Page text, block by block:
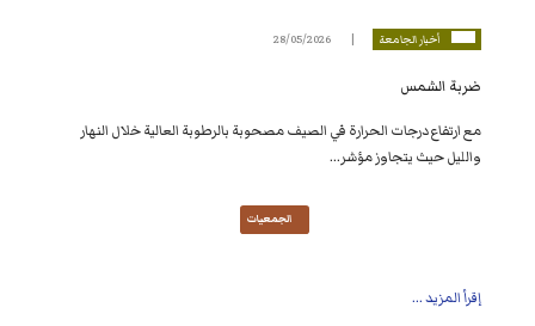
أخبار الجامعة
ضربة الشمس
مع ارتفاع درجات الحرارة في الصيف مصحوبة بالرطوبة العالية خلال النهار
والليل حيث يتجاوز مؤشر...
الجمعيات
إقرأ المزيد ...